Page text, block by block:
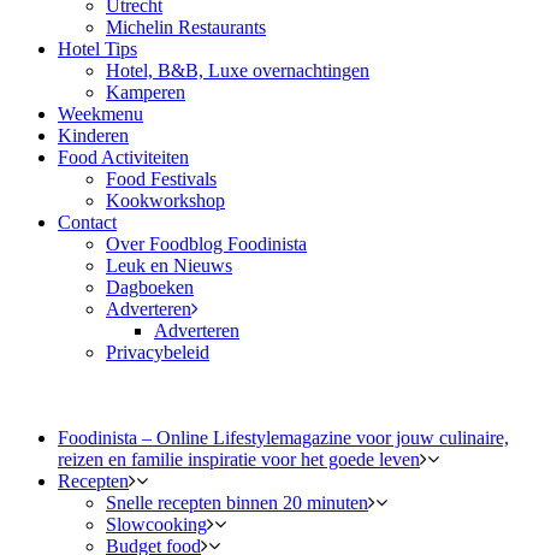
Utrecht
Michelin Restaurants
Hotel Tips
Hotel, B&B, Luxe overnachtingen
Kamperen
Weekmenu
Kinderen
Food Activiteiten
Food Festivals
Kookworkshop
Contact
Over Foodblog Foodinista
Leuk en Nieuws
Dagboeken
Adverteren
Adverteren
Privacybeleid
Foodinista – Online Lifestylemagazine voor jouw culinaire,
reizen en familie inspiratie voor het goede leven
Recepten
Snelle recepten binnen 20 minuten
Slowcooking
Budget food